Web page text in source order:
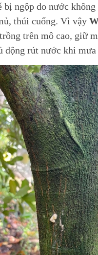
bị ngộp do nước
thúi cuống. Vì vậy
trên mô cao, giữ
động rút nước khi mưa